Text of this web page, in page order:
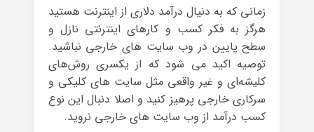
زمانی که به دنیال درآمد دلاری از اینترنت هستید
هرگز به فکر کسب و کارهای اینترنتی نازل و
سطح پایین در وب سایت های خارجی نباشید.
توصیه اکید می شود که از یکسری روش‌های
کلیشه‌ای و غیر واقعی مثل سایت های کلیکی و
سرکاری خارجی پرهیز کنید و اصلا دنبال این نوع
کسب درآمد از وب سایت های خارجی نروید.